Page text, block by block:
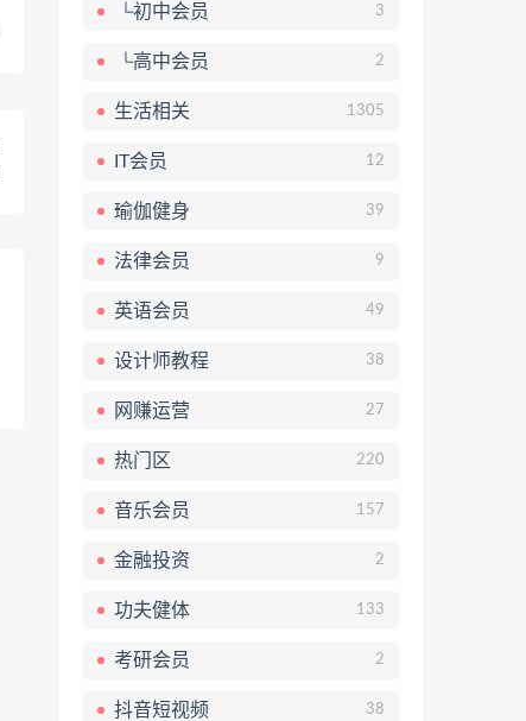
└初中会员 3
└高中会员 2
生活相关 1305
IT会员 12
瑜伽健身 39
法律会员 9
英语会员 49
设计师教程 38
网赚运营 27
热门区 220
音乐会员 157
金融投资 2
功夫健体 133
考研会员 2
抖音短视频 38